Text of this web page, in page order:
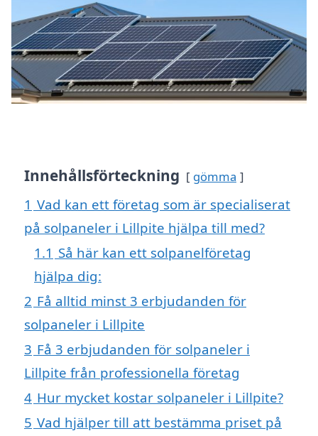
Innehållsförteckning gömma
1 Vad kan ett företag som är specialiserat
på solpaneler i Lillpite hjälpa till med?
1.1 Så här kan ett solpanelföretag
hjälpa dig:
2 Få alltid minst 3 erbjudanden för
solpaneler i Lillpite
3 Få 3 erbjudanden för solpaneler i
Lillpite från professionella företag
4 Hur mycket kostar solpaneler i Lillpite?
5 Vad hjälper till att bestämma priset på